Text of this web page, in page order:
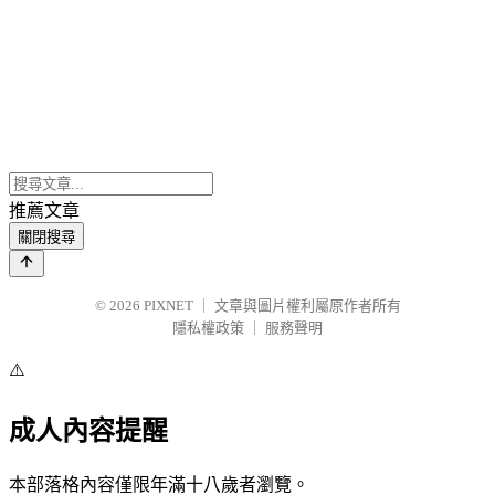
推薦文章
關閉搜尋
© 2026 PIXNET
文章與圖片權利屬原作者所有
隱私權政策
服務聲明
⚠️
成人內容提醒
本部落格內容僅限年滿十八歲者瀏覽。